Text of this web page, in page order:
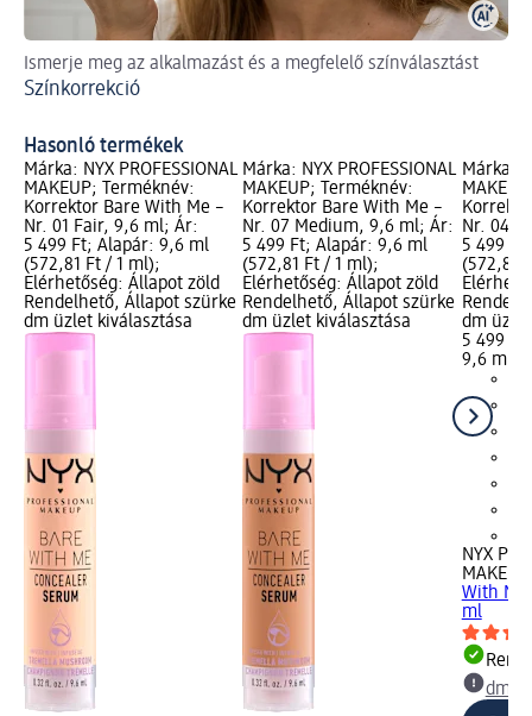
Ismerje meg az alkalmazást és a megfelelő színválasztást
Színkorrekció
Hasonló termékek
Márka: NYX PROFESSIONAL
MAKEUP; Terméknév:
Korrektor Bare With Me –
Nr. 01 Fair, 9,6 ml; Ár:
5 499 Ft; Alapár: 9,6 ml
(572,81 Ft / 1 ml);
Elérhetőség: Állapot zöld
Rendelhető, Állapot szürke
dm üzlet kiválasztása
Márka: NYX PROFESSIONAL
MAKEUP; Terméknév:
Korrektor Bare With Me –
Nr. 07 Medium, 9,6 ml; Ár:
5 499 Ft; Alapár: 9,6 ml
(572,81 Ft / 1 ml);
Elérhetőség: Állapot zöld
Rendelhető, Állapot szürke
dm üzlet kiválasztása
Márka:
Nr. 04
5 499
(572,81
dm
5 499 Ft
9,6 ml
NYX
MAKEUP
With Me
ml
dm